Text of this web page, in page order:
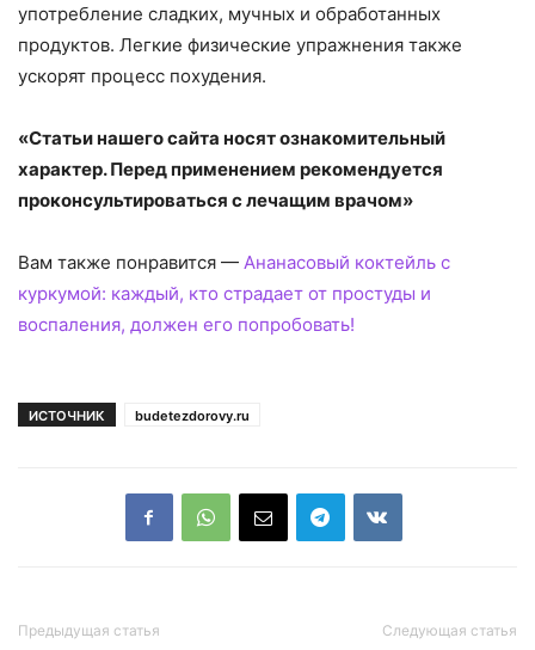
употребление сладких, мучных и обработанных
продуктов. Легкие физические упражнения также
ускорят процесс похудения.
«Статьи нашего сайта носят ознакомительный
характер. Перед применением рекомендуется
проконсультироваться с лечащим врачом»
Вам также понравится — Ананасовый коктейль с
куркумой: каждый, кто страдает от простуды и
воспаления, должен его попробовать!
ИСТОЧНИК budetezdorovy.ru
Предыдущая статья Следующая статья